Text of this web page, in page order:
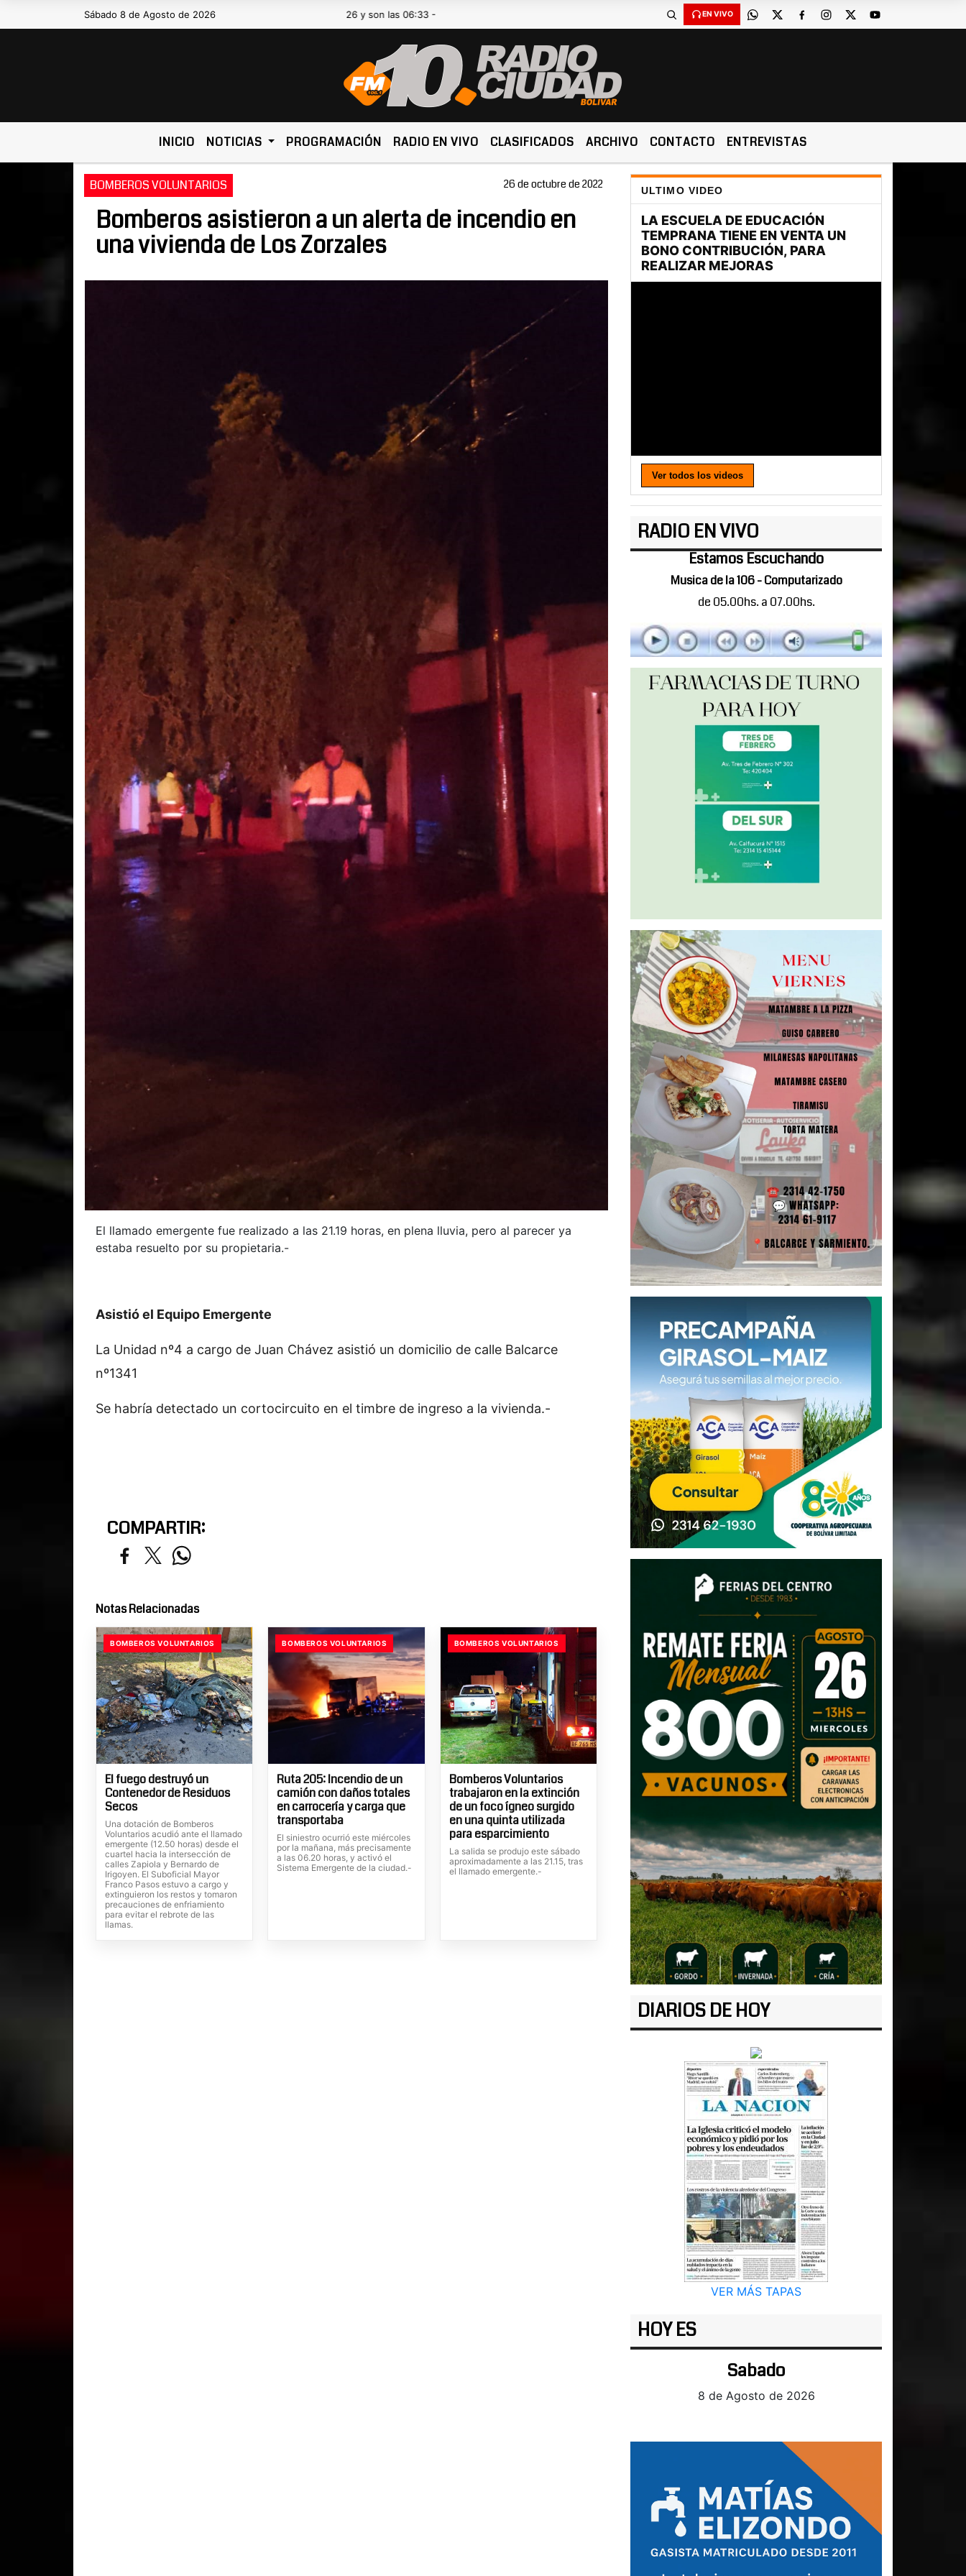
Sábado 8 de Agosto de 2026Hoy es Sábado 8 de Agosto de 2026 y son las 06:33 - EN VIVO
INICIO NOTICIAS PROGRAMACIÓN RADIO EN VIVO CLASIFICADOS ARCHIVO CONTACTO ENTREVISTAS
BOMBEROS VOLUNTARIOS 26 de octubre de 2022
Bomberos asistieron a un alerta de incendio en
una vivienda de Los Zorzales
El llamado emergente fue realizado a las 21.19 horas, en plena lluvia, pero al parecer ya
estaba resuelto por su propietaria.-
Asistió el Equipo Emergente
La Unidad nº4 a cargo de Juan Chávez asistió un domicilio de calle Balcarce
nº1341
Se habría detectado un cortocircuito en el timbre de ingreso a la vivienda.-
COMPARTIR:
Notas Relacionadas
BOMBEROS VOLUNTARIOS
El fuego destruyó un
Contenedor de Residuos
Secos
Una dotación de Bomberos
Voluntarios acudió ante el llamado
emergente (12.50 horas) desde el
cuartel hacia la intersección de
calles Zapiola y Bernardo de
Irigoyen. El Suboficial Mayor
Franco Pasos estuvo a cargo y
extinguieron los restos y tomaron
precauciones de enfriamiento
para evitar el rebrote de las
llamas.
BOMBEROS VOLUNTARIOS
Ruta 205: Incendio de un
camión con daños totales
en carrocería y carga que
transportaba
El siniestro ocurrió este miércoles
por la mañana, más precisamente
a las 06.20 horas, y activó el
Sistema Emergente de la ciudad.-
BOMBEROS VOLUNTARIOS
Bomberos Voluntarios
trabajaron en la extinción
de un foco ígneo surgido
en una quinta utilizada
para esparcimiento
La salida se produjo este sábado
aproximadamente a las 21.15, tras
el llamado emergente.-
ULTIMO VIDEO
Ver todos los videos
RADIO EN VIVO
Estamos Escuchando
Musica de la 106 - Computarizado
de 05.00hs. a 07.00hs.
DIARIOS DE HOY
VER MÁS TAPAS
HOY ES
Sabado
8 de Agosto de 2026